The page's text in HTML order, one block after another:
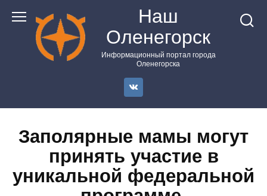
контенту
Наш
Оленегорск
Информационный портал города
Оленегорска
Заполярные мамы могут
принять участие в
уникальной федеральной